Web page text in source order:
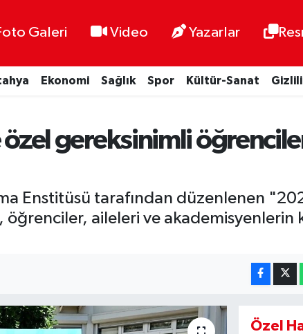
Galeri Video Yazarlar
Ekonomi Sağlık Spor Kültür-Sanat
gereksinimli
Enstitüsü tarafından düzenlenen
aileleri ve akademisyenlerin
Özel